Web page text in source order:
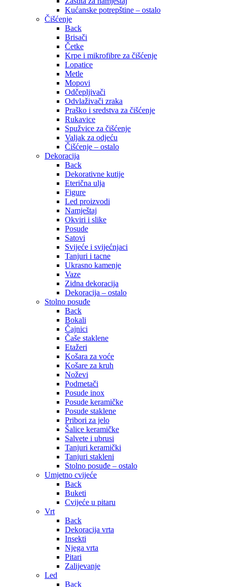
Kućanske potrepštine – ostalo
Čišćenje
Back
Brisači
Četke
Krpe i mikrofibre za čišćenje
Lopatice
Metle
Mopovi
Odčepljivači
Odvlaživači zraka
Praško i sredstva za čišćenje
Rukavice
Spužvice za čišćenje
Valjak za odjeću
Čišćenje – ostalo
Dekoracija
Back
Dekorativne kutije
Eterična ulja
Figure
Led proizvodi
Namještaj
Okviri i slike
Posude
Satovi
Svijeće i svijećnjaci
Tanjuri i tacne
Ukrasno kamenje
Vaze
Zidna dekoracija
Dekoracija – ostalo
Stolno posuđe
Back
Bokali
Čajnici
Čaše staklene
Etažeri
Košara za voće
Košare za kruh
Noževi
Podmetači
Posude inox
Posude keramičke
Posude staklene
Pribori za jelo
Šalice keramičke
Salvete i ubrusi
Tanjuri keramički
Tanjuri stakleni
Stolno posuđe – ostalo
Umjetno cvijeće
Back
Buketi
Cvijeće u pitaru
Vrt
Back
Dekoracija vrta
Insekti
Njega vrta
Pitari
Zalijevanje
Led
Back